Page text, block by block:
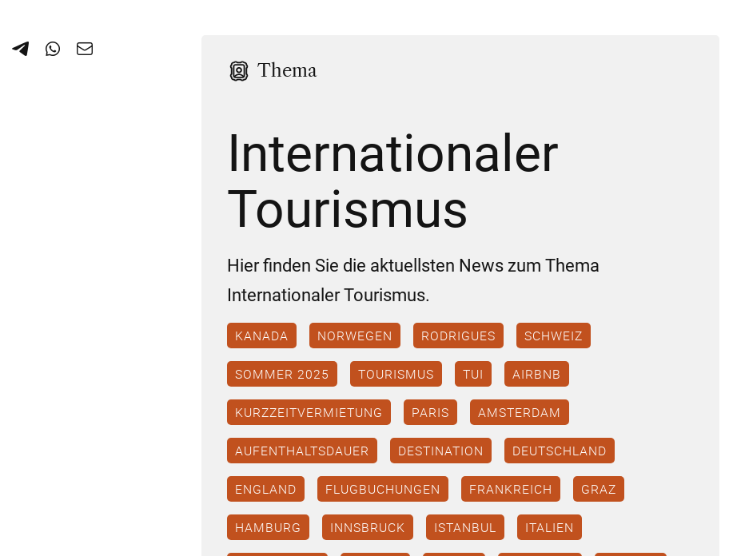
Thema
Internationaler
Tourismus
Hier finden Sie die aktuellsten News zum Thema
Internationaler Tourismus.
KANADA NORWEGEN RODRIGUES SCHWEIZ
SOMMER 2025 TOURISMUS TUI AIRBNB
KURZZEITVERMIETUNG PARIS AMSTERDAM
AUFENTHALTSDAUER DESTINATION DEUTSCHLAND
ENGLAND FLUGBUCHUNGEN FRANKREICH GRAZ
HAMBURG INNSBRUCK ISTANBUL ITALIEN